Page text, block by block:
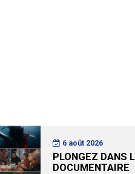
6 août 2026
PLONGEZ DANS
DOCUMENTAIRE